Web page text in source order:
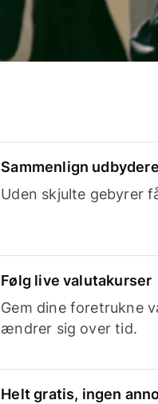
Sammenlign
Uden skjulte gebyrer
Følg live valutakurser
Gem dine foretrukne
ændrer sig over tid.
Helt gratis, ingen